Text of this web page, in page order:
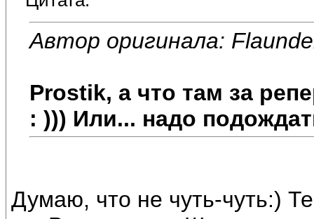
Автор оригинала:
Prostik, а что там за
: ))) Или... надо
Думаю, что не чуть-чуть:)